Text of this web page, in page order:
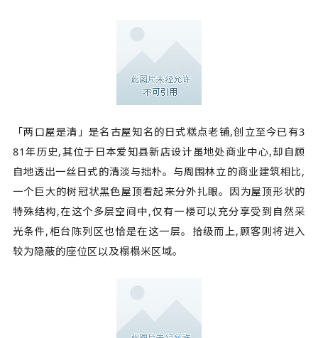
「两口屋是清」是名古屋知名的日式糕点老铺,创立至今已有3
81年历史,其位于日本爱知县新店设计虽地处商业中心,却自顾
自地透出一丝日式的清淡与拙朴。与周围林立的商业建筑相比,
一个巨大的树冠状黑色屋顶看起来分外扎眼。因为屋顶形状的
特殊结构,在这个多层空间中,仅有一楼可以充分享受到自然采
光条件,柜台陈列区也恰是在这一层。拾级而上,顾客则将进入
较为隐蔽的座位区以及榻榻米区域。